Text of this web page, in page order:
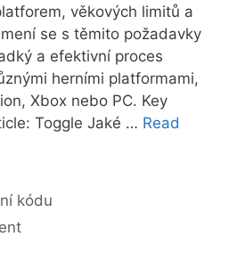
věkových limitů a
se s těmito požadavky
a efektivní proces
herními platformami,
Xbox nebo PC. Key
Toggle Jaké … Read
kódu